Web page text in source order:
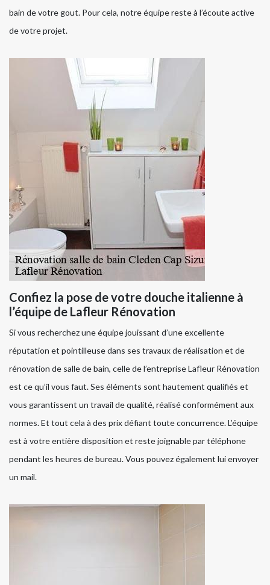
bain de votre gout. Pour cela, notre équipe reste à l’écoute active
de votre projet.
Confiez la pose de votre douche italienne à
l’équipe de Lafleur Rénovation
Si vous recherchez une équipe jouissant d’une excellente
réputation et pointilleuse dans ses travaux de réalisation et de
rénovation de salle de bain, celle de l’entreprise Lafleur Rénovation
est ce qu’il vous faut. Ses éléments sont hautement qualifiés et
vous garantissent un travail de qualité, réalisé conformément aux
normes. Et tout cela à des prix défiant toute concurrence. L’équipe
est à votre entière disposition et reste joignable par téléphone
pendant les heures de bureau. Vous pouvez également lui envoyer
un mail.